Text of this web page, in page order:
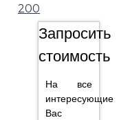
200
Запросить
стоимость
На все
интересующие
Вас